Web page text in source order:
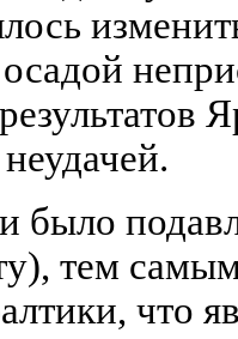
было
тем
что